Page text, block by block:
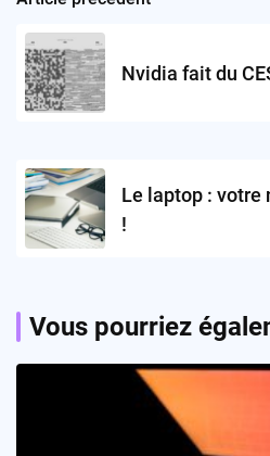
navigation
Nvidia fait du
Le laptop : votre
!
Vous pourriez